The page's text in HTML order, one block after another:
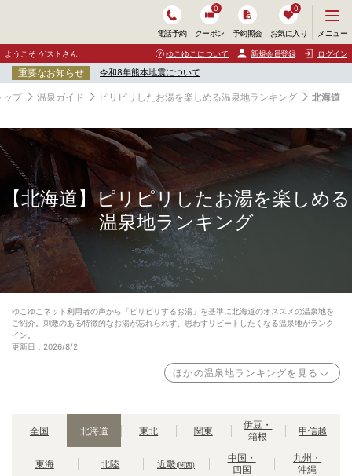
電話予約 クーポン
0
予約照会 お気に入り
0
ニ
ュ
ー
開
く
メニュー
ようこそ ゲストさん ゆこゆこについて 新規会員登録 ログイン
重要なお知らせ 令和8年熊本地震について
ップ 温泉ガイド ピリピリしたお湯を楽しめる温泉地ランキング 北海道
【北海道】ピリピリしたお湯を楽しめる
温泉地ランキング
ゆこゆこネット利用者の声から「ピリピリするお湯」を基準に北海道のオススメの温泉地を
ご紹介。刺激のある特徴的なお湯が忘れられず、思わずリピートしたくなる温泉地がランク
イン。
更新日：2026/8/2
ほかの温泉地ランキングを見る
全国 北海道 東北 関東
伊豆・
箱根
甲信越
東海 北陸 近畿(関西)
中国・
四国
九州・
沖縄